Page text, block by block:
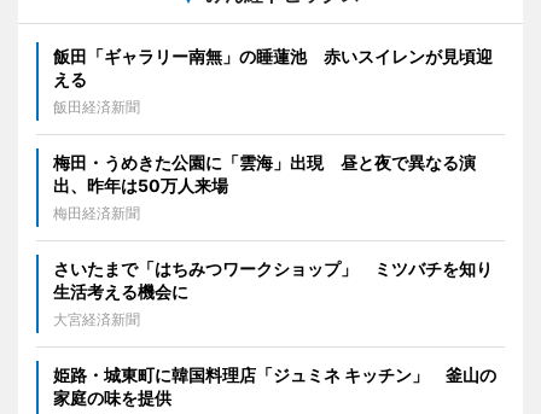
飯田「ギャラリー南無」の睡蓮池 赤いスイレンが見頃迎
える
飯田経済新聞
梅田・うめきた公園に「雲海」出現 昼と夜で異なる演
出、昨年は50万人来場
梅田経済新聞
さいたまで「はちみつワークショップ」 ミツバチを知り
生活考える機会に
大宮経済新聞
姫路・城東町に韓国料理店「ジュミネ キッチン」 釜山の
家庭の味を提供